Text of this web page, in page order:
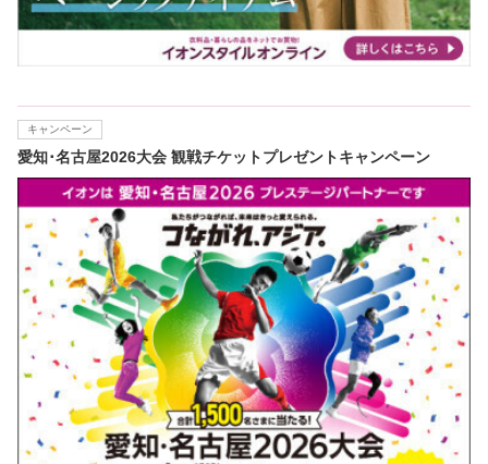
キャンペーン
愛知･名古屋2026大会 観戦チケットプレゼントキャンペーン